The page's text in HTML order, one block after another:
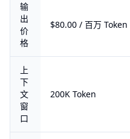
输
出
价
格
$80.00 / 百万 Token
上
下
文
窗
口
200K Token